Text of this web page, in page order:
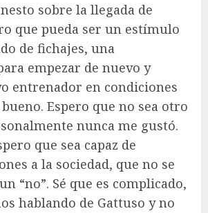
sobre la llegada de
que pueda ser un estímulo
de fichajes, una
empezar de nuevo y
entrenador en condiciones
Espero que no sea otro
nunca me gustó.
que sea capaz de
a la sociedad, que no se
“no”. Sé que es complicado,
hablando de Gattuso y no